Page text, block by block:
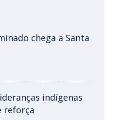
chega a Santa
indígenas
reforça